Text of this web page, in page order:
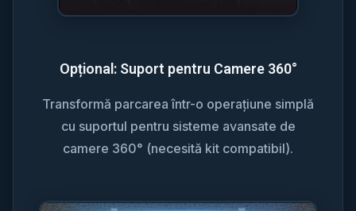
Opțional: Suport pentru Camere 360°
Transformă parcarea într-o operațiune simplă
cu suportul pentru sisteme avansate de
camere 360° (necesită kit compatibil).